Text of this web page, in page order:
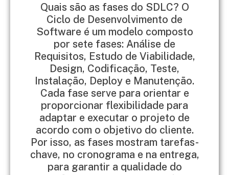
Quais são as fases do SDLC? O
Ciclo de Desenvolvimento de
Software é um modelo composto
por sete fases: Análise de
Requisitos, Estudo de Viabilidade,
Design, Codificação, Teste,
Instalação, Deploy e Manutenção.
Cada fase serve para orientar e
proporcionar flexibilidade para
adaptar e executar o projeto de
acordo com o objetivo do cliente.
Por isso, as fases mostram tarefas-
chave, no cronograma e na entrega,
para garantir a qualidade do